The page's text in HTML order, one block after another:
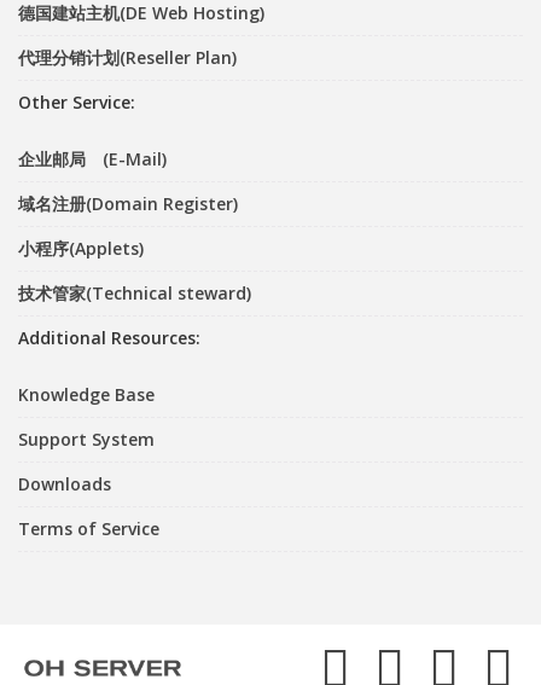
德国建站主机(DE Web Hosting)
代理分销计划(Reseller Plan)
Other Service:
企业邮局 (E-Mail)
域名注册(Domain Register)
小程序(Applets)
技术管家(Technical steward)
Additional Resources:
Knowledge Base
Support System
Downloads
Terms of Service